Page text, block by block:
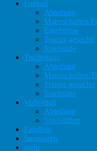
Fußball
Abteilung
Mannschaften
Ergebnisse
Trainer gesucht!
Spielstätte
Tischtennis
Abteilung
Mannschaften
Trainer gesucht!
Spielstätte
Volleyball
Abteilung
Spielstätten
Fanshop
Sponsoren
mehr